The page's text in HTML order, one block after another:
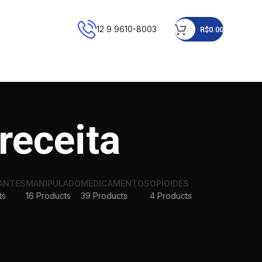
12 9 9610-8003 R$0.00
MANIPULADO
16 Products
MEDICAMENTOS
39 Products
OPIOIDES
4 Products